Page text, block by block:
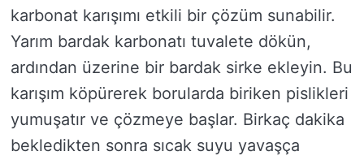
karbonat karışımı etkili bir çözüm sunabilir.
Yarım bardak karbonatı tuvalete dökün,
ardından üzerine bir bardak sirke ekleyin. Bu
karışım köpürerek borularda biriken pislikleri
yumuşatır ve çözmeye başlar. Birkaç dakika
bekledikten sonra sıcak suyu yavaşça